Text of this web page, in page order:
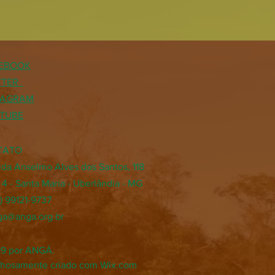
Anselmo Alves dos Santos, 118
4 - Santa Maria - Uberlândia - MG
99121-9737
por ANGÁ.
criado com Wix.com